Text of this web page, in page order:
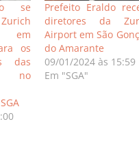
se
os
das
no
Prefeito Eraldo
diretores da
Airport em São
do Amarante
09/01/2024 às 15:59
Em "SGA"